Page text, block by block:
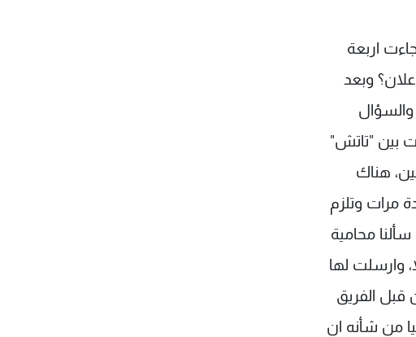
اربعة
وبعد
والسؤال
بين "تاتش"
هناك
مرات وتلزم
5/3/و5/4 من المادة الخامسة، سألنا محامية
وارسلت لها
قبل الفريق
مع احكام البند 5/2 يعد عملا تعسفيا من شأنه ان